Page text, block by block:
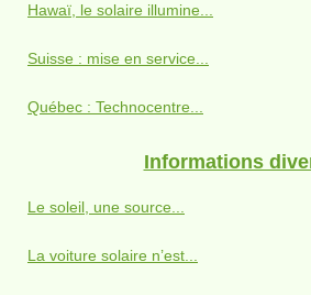
Hawaï, le solaire illumine...
Suisse : mise en service...
Québec : Technocentre...
Informations
Le soleil, une source...
La voiture solaire n’est...